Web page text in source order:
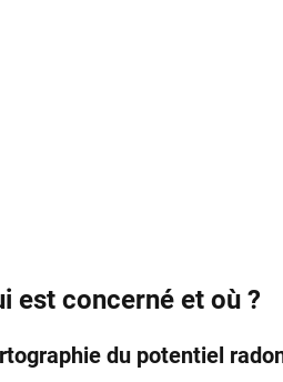
est concerné et où ?
du potentiel